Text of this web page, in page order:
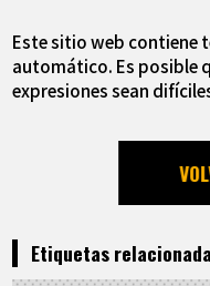
Este sitio web
automático. Es posible
expresiones sean
Etiquetas